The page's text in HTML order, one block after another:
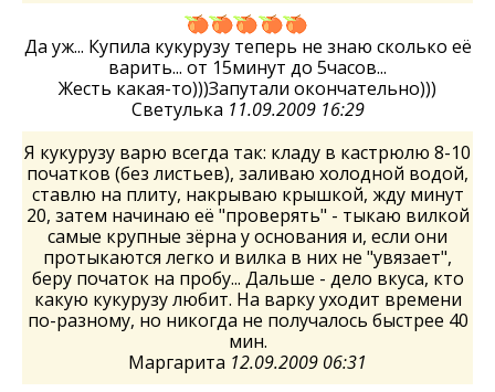
Да уж... Купила кукурузу теперь не знаю сколько её
варить... от 15минут до 5часов...
Жесть какая-то)))Запутали окончательно)))
Светулька 11.09.2009 16:29
Я кукурузу варю всегда так: кладу в кастрюлю 8-10
початков (без листьев), заливаю холодной водой,
ставлю на плиту, накрываю крышкой, жду минут
20, затем начинаю её "проверять" - тыкаю вилкой
самые крупные зёрна у основания и, если они
протыкаются легко и вилка в них не "увязает",
беру початок на пробу... Дальше - дело вкуса, кто
какую кукурузу любит. На варку уходит времени
по-разному, но никогда не получалось быстрее 40
мин.
Маргарита 12.09.2009 06:31